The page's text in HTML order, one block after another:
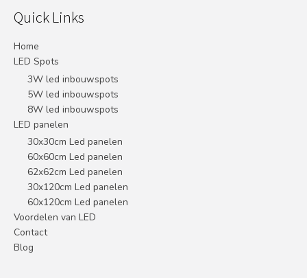
Quick Links
Home
LED Spots
3W led inbouwspots
5W led inbouwspots
8W led inbouwspots
LED panelen
30x30cm Led panelen
60x60cm Led panelen
62x62cm Led panelen
30x120cm Led panelen
60x120cm Led panelen
Voordelen van LED
Contact
Blog